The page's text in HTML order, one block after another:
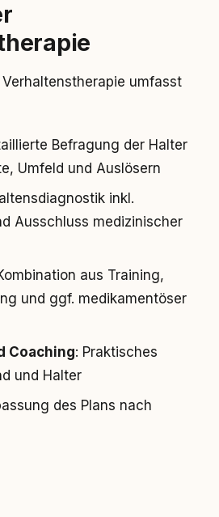
umfasst
Befragung der Halter
Umfeld und Auslösern
inkl.
Ausschluss medizinischer
aus Training,
und ggf. medikamentöser
Coaching: Praktisches
und Halter
des Plans nach